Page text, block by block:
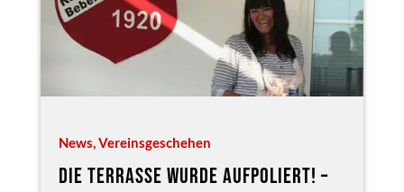
News,Vereinsgeschehen
DIE TERRASSE WURDE AUFPOLIERT! –